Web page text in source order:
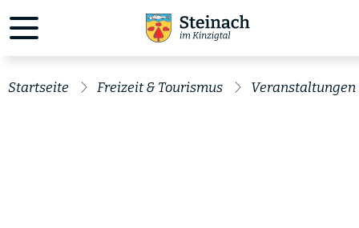
Startseite Freizeit & Tourismus Veranstaltungen